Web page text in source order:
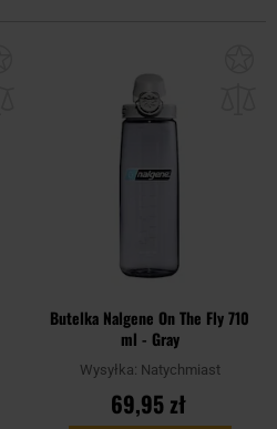
Butelka Nalgene On The Fly 710
ml - Gray
Wysyłka: Natychmiast
69,95 zł